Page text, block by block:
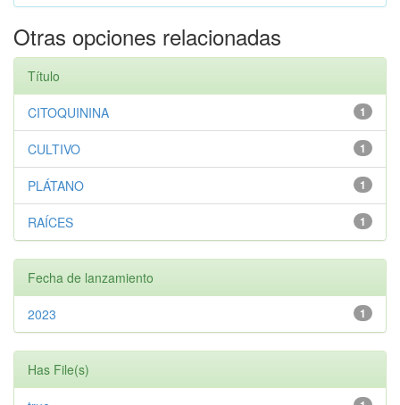
Otras opciones relacionadas
Título
1
CITOQUININA
1
CULTIVO
1
PLÁTANO
1
RAÍCES
Fecha de lanzamiento
1
2023
Has File(s)